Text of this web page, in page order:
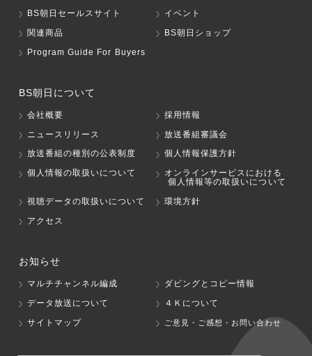
BS朝日セールスサイト
イベント
関連商品
BS朝日ショップ
Program Guide For Buyers
BS朝日について
会社概要
採用情報
ニュースリリース
放送番組審議会
放送番組の種別の公表制度
個人情報保護方針
個人情報の取扱いについて
オンラインサービスにおける
個人情報等の取扱いについて
視聴データの取扱いについて
環境方針
アクセス
お知らせ
マルチチャンネル編成
ダビングとコピー情報
データ放送について
４Ｋについて
サイトマップ
ご意見・ご感想・お問い合わせ